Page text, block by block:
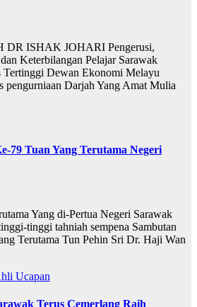
ISHAK JOHARI Pengerusi,
Keterbilangan Pelajar Sarawak
Dewan Ekonomi Melayu
pengurniaan Darjah Yang Amat Mulia
79 Tuan Yang Terutama Negeri
Yang di-Pertua Negeri Sarawak
tinggi tahniah sempena Sambutan
Terutama Tun Pehin Sri Dr. Haji Wan
Ucapan
Terus Cemerlang Raih